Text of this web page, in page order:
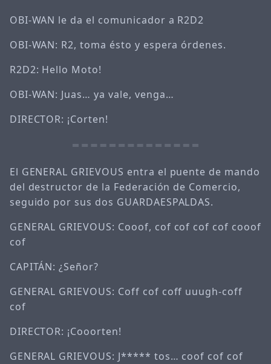
OBI-WAN le da el comunicador a R2D2
OBI-WAN: R2, toma ésto y espera órdenes.
R2D2: Hello Moto!
OBI-WAN: Juas… ya vale, venga…
DIRECTOR: ¡Corten!
El GENERAL GRIEVOUS entra el puente de mando
del destructor de la Federación de Comercio,
seguido por sus dos GUARDAESPALDAS.
GENERAL GRIEVOUS: Cooof, cof cof cof cof cooof
cof
CAPITÁN: ¿Señor?
GENERAL GRIEVOUS: Coff cof coff uuugh-coff
cof
DIRECTOR: ¡Cooorten!
GENERAL GRIEVOUS: J***** tos… coof cof cof